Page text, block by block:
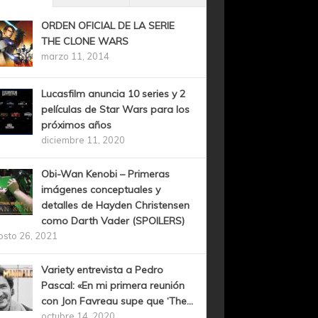
ORDEN OFICIAL DE LA SERIE
THE CLONE WARS
marzo 11, 2014
Lucasfilm anuncia 10 series y 2
películas de Star Wars para los
próximos años
diciembre 11, 2020
Obi-Wan Kenobi – Primeras
imágenes conceptuales y
detalles de Hayden Christensen
como Darth Vader (SPOILERS)
26, 2021
Variety entrevista a Pedro
Pascal: «En mi primera reunión
con Jon Favreau supe que ‘The...